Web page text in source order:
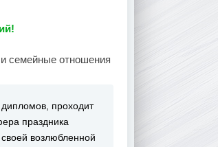
семейные отношения
проходит
праздника
возлюбленной